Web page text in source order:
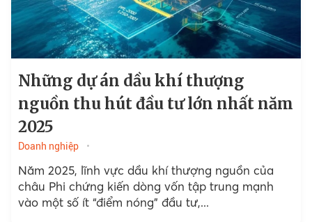
Những dự án dầu khí thượng
nguồn thu hút đầu tư lớn nhất năm
2025
Doanh nghiệp
Năm 2025, lĩnh vực dầu khí thượng nguồn của
châu Phi chứng kiến dòng vốn tập trung mạnh
vào một số ít “điểm nóng” đầu tư,...